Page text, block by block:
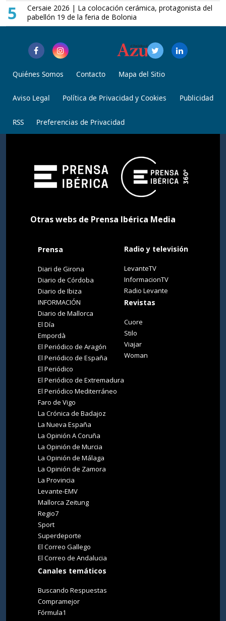
5
Cersaie 2026 | La colocación cerámica, protagonista del
pabellón 19 de la feria de Bolonia
Quiénes Somos Contacto Mapa del Sitio
Aviso Legal Política de Privacidad y Cookies Publicidad
RSS Preferencias de Privacidad
Otras webs de Prensa Ibérica Media
Prensa
Diari de Girona
Diario de Córdoba
Diario de Ibiza
INFORMACIÓN
Diario de Mallorca
El Día
Empordà
El Periódico de Aragón
El Periódico de España
El Periódico
El Periódico de Extremadura
El Periódico Mediterráneo
Faro de Vigo
La Crónica de Badajoz
La Nueva España
La Opinión A Coruña
La Opinión de Murcia
La Opinión de Málaga
La Opinión de Zamora
La Provincia
Levante-EMV
Mallorca Zeitung
Regio7
Sport
Superdeporte
El Correo Gallego
El Correo de Andalucia
Canales temáticos
Buscando Respuestas
Compramejor
Fórmula1
Radio y televisión
LevanteTV
InformacionTV
Radio Levante
Revistas
Cuore
Stilo
Viajar
Woman